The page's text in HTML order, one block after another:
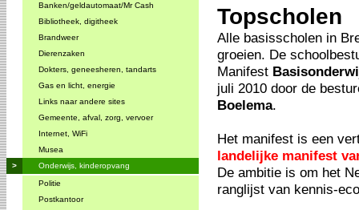
Banken/geldautomaat/Mr Cash
Bibliotheek, digitheek
Brandweer
Dierenzaken
Dokters, geneesheren, tandarts
Gas en licht, energie
Links naar andere sites
Gemeente, afval, zorg, vervoer
Internet, WiFi
Musea
>
Onderwijs, kinderopvang
Politie
Postkantoor
Topscholen
Alle basisscholen in
groeien. De
Manifest
juli 2010 door de
Boelema.
Het manifest is een
landelijke manifest
De ambitie is om het
ranglijst van kennis-